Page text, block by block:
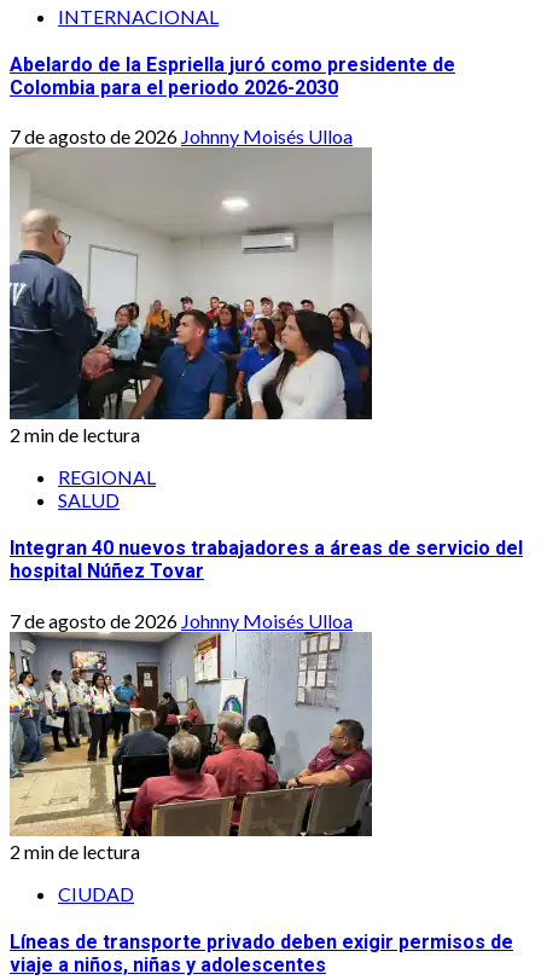
INTERNACIONAL
Abelardo de la Espriella juró como presidente de
Colombia para el periodo 2026-2030
7 de agosto de 2026 Johnny Moisés Ulloa
2 min de lectura
REGIONAL
SALUD
Integran 40 nuevos trabajadores a áreas de servicio del
hospital Núñez Tovar
7 de agosto de 2026 Johnny Moisés Ulloa
2 min de lectura
CIUDAD
Líneas de transporte privado deben exigir permisos de
viaje a niños, niñas y adolescentes